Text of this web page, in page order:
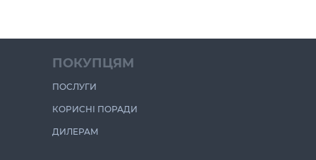
ПОКУПЦЯМ
ПОСЛУГИ
КОРИСНІ ПОРАДИ
ДИЛЕРАМ